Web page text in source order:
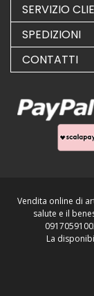
SERVIZIO
SPEDIZIONI
CONTATTI
Vendita online di
salute e il
La